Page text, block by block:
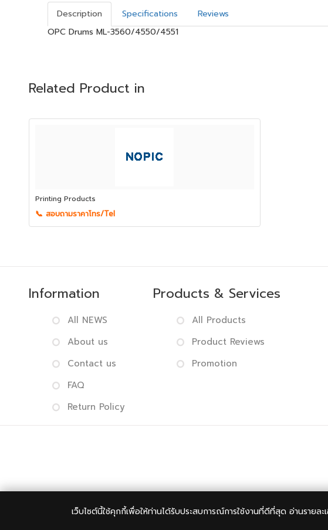
Description Specifications
Reviews
OPC Drums ML-3560/4550/4551
Related Product in
Printing Products
📞 สอบถามราคาโทร/Tel
Information
All NEWS
About us
Contact us
FAQ
Return Policy
Products & Services
All Products
Product Reviews
Promotion
เว็บไซต์นี้ใช้คุกกี้เพื่อให้ท่านได้รับประสบการณ์การใช้งานที่ดีที่สุด อ่านรายละ